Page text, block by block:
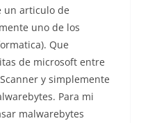
un articulo de
uno de los
Que
de microsoft entre
y simplemente
Para mi
malwarebytes